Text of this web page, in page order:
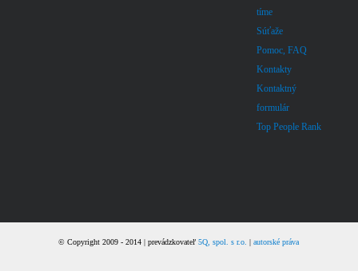
tíme
Súťaže
Pomoc, FAQ
Kontakty
Kontaktný
formulár
Top People Rank
© Copyright 2009 - 2014 | prevádzkovateľ5Q, spol. s r.o. |autorské práva